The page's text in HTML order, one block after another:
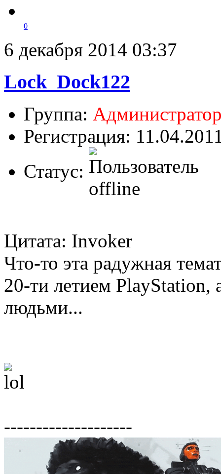
0
6 декабря 2014 03:37
Lock_Dock122
Группа:
Регистрация:
Статус:
Цитата: Invoker
Что-то эта радужная
20-ти летием PlayStation,
людьми...
--------------------